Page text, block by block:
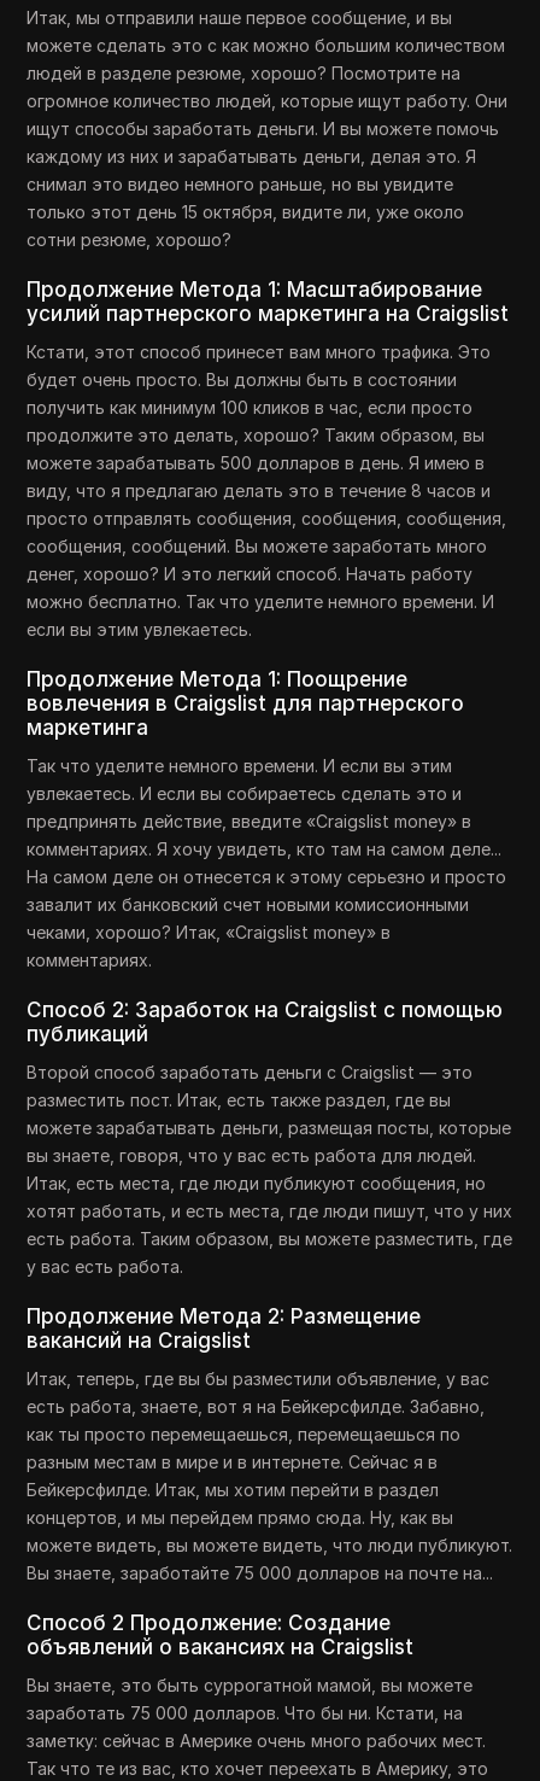
Итак, мы отправили наше первое сообщение, и вы
можете сделать это с как можно большим количеством
людей в разделе резюме, хорошо? Посмотрите на
огромное количество людей, которые ищут работу. Они
ищут способы заработать деньги. И вы можете помочь
каждому из них и зарабатывать деньги, делая это. Я
снимал это видео немного раньше, но вы увидите
только этот день 15 октября, видите ли, уже около
сотни резюме, хорошо?
Продолжение Метода 1: Масштабирование
усилий партнерского маркетинга на Craigslist
Кстати, этот способ принесет вам много трафика. Это
будет очень просто. Вы должны быть в состоянии
получить как минимум 100 кликов в час, если просто
продолжите это делать, хорошо? Таким образом, вы
можете зарабатывать 500 долларов в день. Я имею в
виду, что я предлагаю делать это в течение 8 часов и
просто отправлять сообщения, сообщения, сообщения,
сообщения, сообщений. Вы можете заработать много
денег, хорошо? И это легкий способ. Начать работу
можно бесплатно. Так что уделите немного времени. И
если вы этим увлекаетесь.
Продолжение Метода 1: Поощрение
вовлечения в Craigslist для партнерского
маркетинга
Так что уделите немного времени. И если вы этим
увлекаетесь. И если вы собираетесь сделать это и
предпринять действие, введите «Craigslist money» в
комментариях. Я хочу увидеть, кто там на самом деле...
На самом деле он отнесется к этому серьезно и просто
завалит их банковский счет новыми комиссионными
чеками, хорошо? Итак, «Craigslist money» в
комментариях.
Способ 2: Заработок на Craigslist с помощью
публикаций
Второй способ заработать деньги с Craigslist — это
разместить пост. Итак, есть также раздел, где вы
можете зарабатывать деньги, размещая посты, которые
вы знаете, говоря, что у вас есть работа для людей.
Итак, есть места, где люди публикуют сообщения, но
хотят работать, и есть места, где люди пишут, что у них
есть работа. Таким образом, вы можете разместить, где
у вас есть работа.
Продолжение Метода 2: Размещение
вакансий на Craigslist
Итак, теперь, где вы бы разместили объявление, у вас
есть работа, знаете, вот я на Бейкерсфилде. Забавно,
как ты просто перемещаешься, перемещаешься по
разным местам в мире и в интернете. Сейчас я в
Бейкерсфилде. Итак, мы хотим перейти в раздел
концертов, и мы перейдем прямо сюда. Ну, как вы
можете видеть, вы можете видеть, что люди публикуют.
Вы знаете, заработайте 75 000 долларов на почте на...
Способ 2 Продолжение: Создание
объявлений о вакансиях на Craigslist
Вы знаете, это быть суррогатной мамой, вы можете
заработать 75 000 долларов. Что бы ни. Кстати, на
заметку: сейчас в Америке очень много рабочих мест.
Так что те из вас, кто хочет переехать в Америку, это